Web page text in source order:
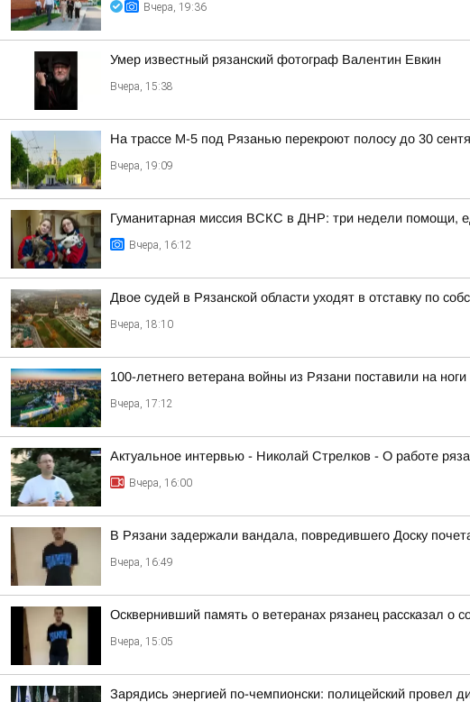
Вчера, 19:36
Умер известный рязанский фотограф Валентин Евкин
Вчера, 15:38
На трассе М-5 под Рязанью перекроют полосу до 30
Вчера, 19:09
Гуманитарная миссия ВСКС в ДНР: три недели помощи,
Вчера, 16:12
Двое судей в Рязанской области уходят в отставку по
Вчера, 18:10
100-летнего ветерана войны из Рязани поставили на
Вчера, 17:12
Актуальное интервью - Николай Стрелков - О работе
Вчера, 16:00
В Рязани задержали вандала, повредившего Доску
Вчера, 16:49
Осквернивший память о ветеранах рязанец рассказал о
Вчера, 15:05
Зарядись энергией по-чемпионски: полицейский провел